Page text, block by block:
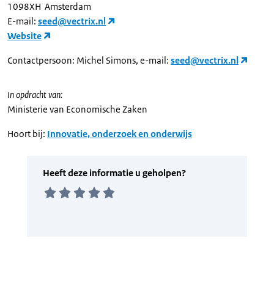
1098XH Amsterdam
E-mail: seed@vectrix.nl
Website
Contactpersoon: Michel Simons, e-mail: seed@vectrix.nl
In opdracht van:
Ministerie van Economische Zaken
Hoort bij: Innovatie, onderzoek en onderwijs